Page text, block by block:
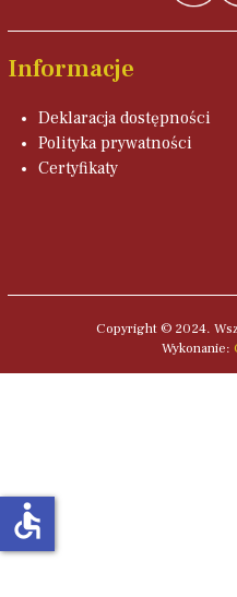
Informacje
Deklaracja dostępności
Polityka prywatności
Certyfikaty
Copyright © 2024.
Wykonanie:
accessible